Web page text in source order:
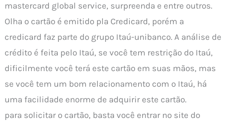
mastercard global service, surpreenda e entre outros.
Olha o cartão é emitido pla Credicard, porém a
credicard faz parte do grupo Itaú-unibanco. A análise de
crédito é feita pelo Itaú, se você tem restrição do Itaú,
dificilmente você terá este cartão em suas mãos, mas
se você tem um bom relacionamento com o Itaú, há
uma facilidade enorme de adquirir este cartão.
para solicitar o cartão, basta você entrar no site do